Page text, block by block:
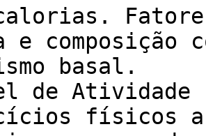
e composição
basal.
de
físicos